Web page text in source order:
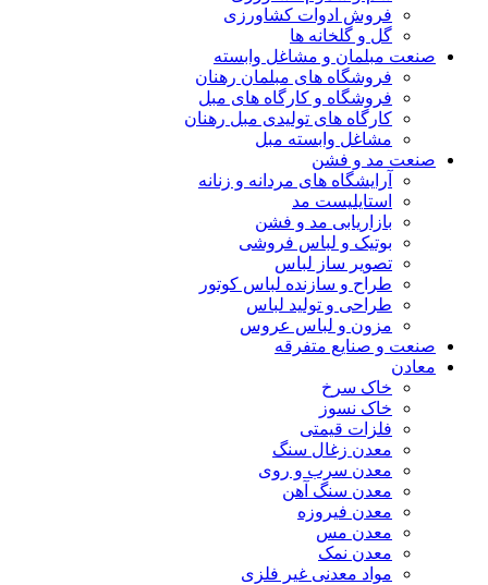
فروش ادوات کشاورزی
گل و گلخانه ها
صنعت مبلمان و مشاغل وابسته
فروشگاه های مبلمان رهنان
فروشگاه و کارگاه های مبل
کارگاه های تولیدی مبل رهنان
مشاغل وابسته مبل
صنعت مد و فشن
آرایشگاه های مردانه و زنانه
استایلیست مد
بازاریابی مد و فشن
بوتیک و لباس فروشی
تصویر ساز لباس
طراح و سازنده لباس کوتور
طراحی و تولید لباس
مزون و لباس عروس
صنعت و صنایع متفرقه
معادن
خاک سرخ
خاک نسوز
فلزات قیمتی
معدن زغال سنگ
معدن سرب و روی
معدن سنگ آهن
معدن فیروزه
معدن مس
معدن نمک
مواد معدنی غیر فلزی